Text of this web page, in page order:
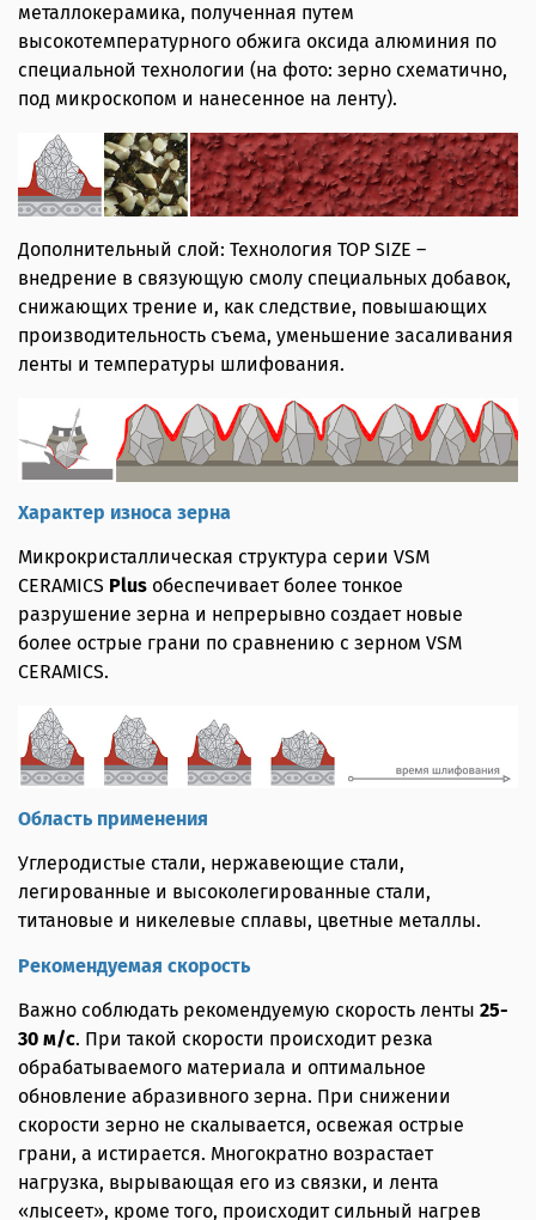
металлокерамика, полученная путем
высокотемпературного обжига оксида алюминия по
специальной технологии (на фото: зерно схематично,
под микроскопом и нанесенное на ленту).
Дополнительный слой: Технология TOP SIZE –
внедрение в связующую смолу специальных добавок,
снижающих трение и, как следствие, повышающих
производительность съема, уменьшение засаливания
ленты и температуры шлифования.
Характер износа зерна
Микрокристаллическая структура серии VSM
CERAMICS Plus обеспечивает более тонкое
разрушение зерна и непрерывно создает новые
более острые грани по сравнению с зерном VSM
CERAMICS.
Область применения
Углеродистые стали, нержавеющие стали,
легированные и высоколегированные стали,
титановые и никелевые сплавы, цветные металлы.
Рекомендуемая скорость
Важно соблюдать рекомендуемую скорость ленты 25-
30 м/с. При такой скорости происходит резка
обрабатываемого материала и оптимальное
обновление абразивного зерна. При снижении
скорости зерно не скалывается, освежая острые
грани, а истирается. Многократно возрастает
нагрузка, вырывающая его из связки, и лента
«лысеет», кроме того, происходит сильный нагрев